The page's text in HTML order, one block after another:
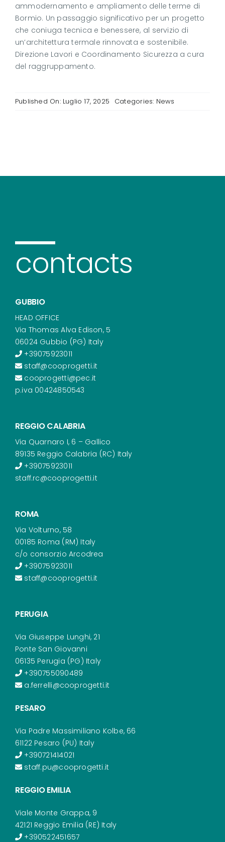
ammodernamento e ampliamento delle terme di
Bormio. Un passaggio significativo per un progetto
che coniuga tecnica e benessere, al servizio di
un’architettura termale rinnovata e sostenibile.
Direzione Lavori e Coordinamento Sicurezza a cura
del raggruppamento.
Published On: Luglio 17, 2025 Categories: News
contacts
GUBBIO
HEAD OFFICE
Via Thomas Alva Edison, 5
06024 Gubbio (PG) Italy
+39075923011
staff@cooprogetti.it
cooprogetti@pec.it
p.iva 00424850543
REGGIO CALABRIA
Via Quarnaro I, 6 – Gallico
89135 Reggio Calabria (RC) Italy
+39075923011
staff.rc@cooprogetti.it
ROMA
Via Volturno, 58
00185 Roma (RM) Italy
c/o consorzio Arcodrea
+39075923011
staff@cooprogetti.it
PERUGIA
Via Giuseppe Lunghi, 21
Ponte San Giovanni
06135 Perugia (PG) Italy
+390755090489
a.ferrelli@cooprogetti.it
PESARO
Via Padre Massimiliano Kolbe, 66
61122 Pesaro (PU) Italy
+390721414021
staff.pu@cooprogetti.it
REGGIO EMILIA
Viale Monte Grappa, 9
42121 Reggio Emilia (RE) Italy
+390522451657